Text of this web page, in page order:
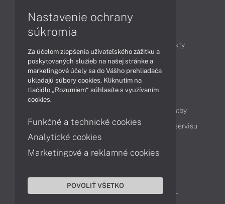
Produkty
Technológie
Videá
Obsah
Možnosti doručenia a platby
Podpora a servis
Servisné služby Cenník servisu
Kontakty
043 4224 771
Obchodné oddelenie
Reklamácia tovaru
Nastavenie ochrany
súkromia
Za účelom zlepšenia užívateľského zážitku a
poskytovaných služieb na našej stránke a
marketingové účely sa do Vášho prehliadača
ukladajú súbory cookies. Kliknutím na
tlačidlo „Rozumiem“ súhlasíte s využívaním
cookies.
Funkčné a technické cookies
Analytické cookies
Marketingové a reklamné cookies
POVOLIŤ VŠETKO